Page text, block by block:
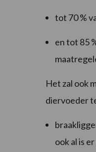
tot 70 %
en tot 85
Het zal ook
diervoeder
ook al is